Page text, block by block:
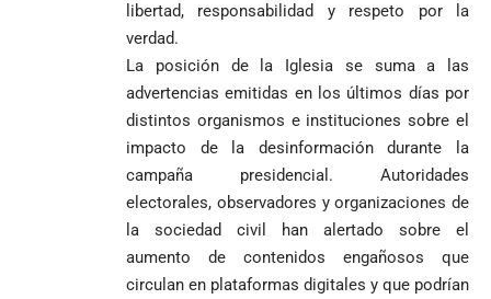
libertad, responsabilidad y respeto por la
verdad.
La posición de la Iglesia se suma a las
advertencias emitidas en los últimos días por
distintos organismos e instituciones sobre el
impacto de la desinformación durante la
campaña presidencial. Autoridades
electorales, observadores y organizaciones de
la sociedad civil han alertado sobre el
aumento de contenidos engañosos que
circulan en plataformas digitales y que podrían